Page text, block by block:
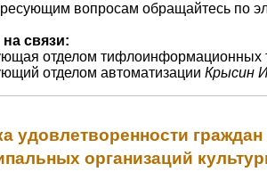
вопросам обращайтесь по
связи:
отделом тифлоинформационных
отделом автоматизации Крысин
удовлетворенности
организаций